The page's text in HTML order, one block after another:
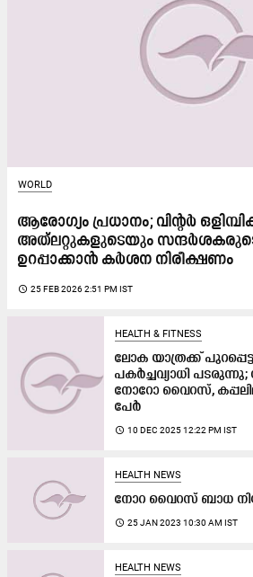
WORLD
ആരോഗ്യം പ്രധാനം; വിന്റർ
അത്‌ലറ്റുകളുടെയും
ഉറപ്പാക്കാൻ കർശന നിരീക്ഷണം
access_time 25 FEB 2026 2:51 PM IST
HEALTH & FITNESS
ലോക യാത്രക്ക്
പകർച്ചവ്യാധി പടരുന്നു;
നോറോ വൈറസ്,
പേർ
access_time 10 DEC 2025 12:22 PM IST
HEALTH NEWS
നോറ വൈറസ് ബാധ
access_time 25 JAN 2023 10:30 AM IST
HEALTH NEWS